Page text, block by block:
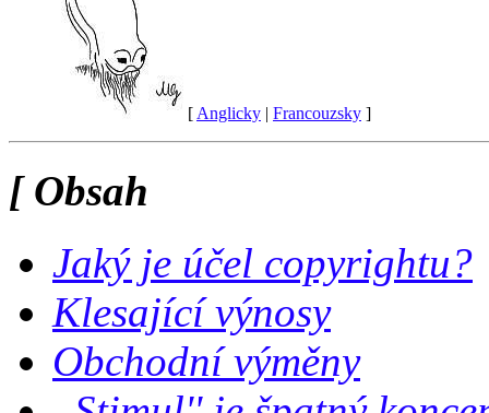
[ Anglicky | Francouzsky ]
[ Obsah
Jaký je účel copyrightu?
Klesající výnosy
Obchodní výměny